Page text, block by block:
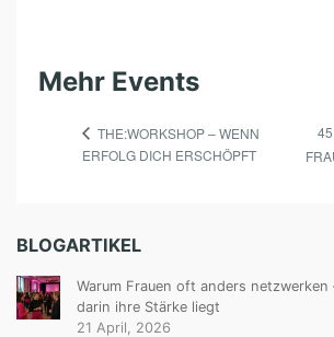
Mehr Events
THE:WORKSHOP – WENN
ERFOLG DICH ERSCHÖPFT
BLOGARTIKEL
Warum Frauen oft anders netzwerken
darin ihre Stärke liegt
21 April, 2026